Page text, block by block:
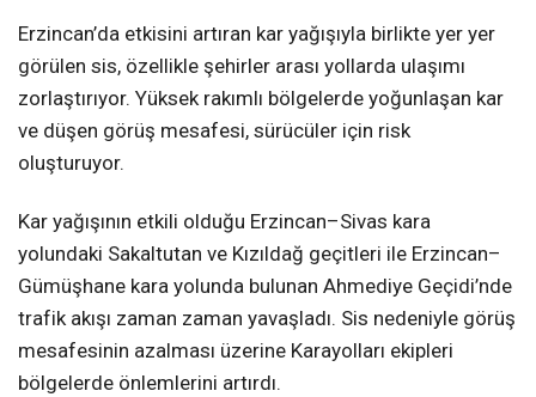
Erzincan’da etkisini artıran kar yağışıyla birlikte yer yer
görülen sis, özellikle şehirler arası yollarda ulaşımı
zorlaştırıyor. Yüksek rakımlı bölgelerde yoğunlaşan kar
ve düşen görüş mesafesi, sürücüler için risk
oluşturuyor.
Kar yağışının etkili olduğu Erzincan–Sivas kara
yolundaki Sakaltutan ve Kızıldağ geçitleri ile Erzincan–
Gümüşhane kara yolunda bulunan Ahmediye Geçidi’nde
trafik akışı zaman zaman yavaşladı. Sis nedeniyle görüş
mesafesinin azalması üzerine Karayolları ekipleri
bölgelerde önlemlerini artırdı.